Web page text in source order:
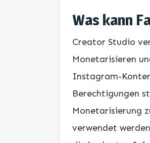
Was kann
Creator Studio
Monetarisieren
Instagram-
Berechtigungen
Monetarisierung
verwendet